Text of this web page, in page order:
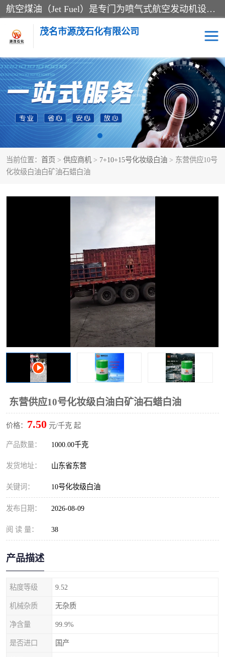
航空煤油（Jet Fuel）是专门为喷气式航空发动机设计的高纯度燃料，主要分为Jet A、Jet A-1和Jet B等类型。其特点是闪点高、低温流动性好，并添加了抗静电剂和抗氧化剂以确保飞行安全。航空煤油需
茂名市源茂石化有限公司
当前位置： 首页 > 供应商机 > 7+10+15号化妆级白油 > 东营供应10号
化妆级白油白矿油石蜡白油
东营供应10号化妆级白油白矿油石蜡白油
价格： 7.50 元/千克 起
产品数量： 1000.00千克
发货地址： 山东省东营
关键词： 10号化妆级白油
发布日期： 2026-08-09
阅 读 量： 38
产品描述
粘度等级 9.52
机械杂质 无杂质
净含量 99.9%
是否进口 国产
RP3航空煤油 D20+D30溶剂油
D40+D60溶剂油 D80+D100溶剂油
6号+120号溶剂油 260号溶剂油
异构烷烃 天然乳胶
46+68号化妆级白油